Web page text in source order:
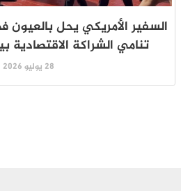
السفير الأمريكي يحل بالعيون
تنامي الشراكة الاقتصادية
28 يوليو 2026